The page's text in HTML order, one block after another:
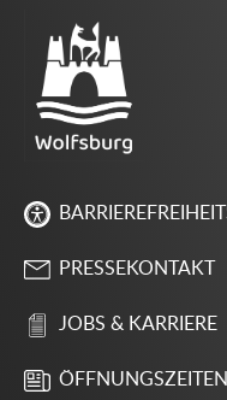
PRESSEKONTAKT
JOBS & KARRIERE
ÖFFNUNGSZEITEN